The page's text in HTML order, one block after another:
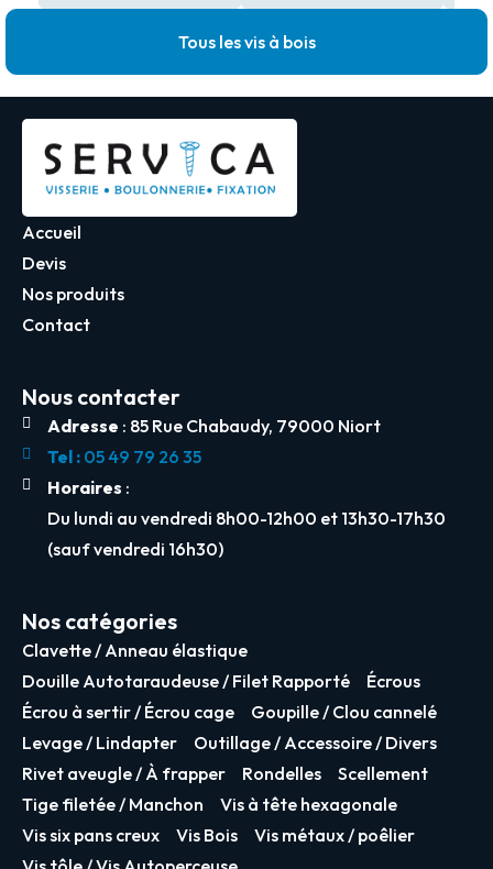
Tous les vis à bois
Accueil
Devis
Nos produits
Contact
Nous contacter
Adresse : 85 Rue Chabaudy, 79000 Niort
Tel :05 49 79 26 35
Horaires :
Du lundi au vendredi 8h00-12h00 et 13h30-17h30
(sauf vendredi 16h30)
Nos catégories
Clavette / Anneau élastique
Douille Autotaraudeuse / Filet Rapporté
Écrous
Écrou à sertir / Écrou cage
Goupille / Clou cannelé
Levage / Lindapter
Outillage / Accessoire / Divers
Rivet aveugle / À frapper
Rondelles
Scellement
Tige filetée / Manchon
Vis à tête hexagonale
Vis six pans creux
Vis Bois
Vis métaux / poêlier